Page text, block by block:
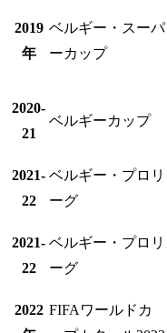
2019
年
ベルギー・スーパ
ーカップ
2020-
21
ベルギーカップ
2021-
22
ベルギー・プロリ
ーグ
2021-
22
ベルギー・プロリ
ーグ
2022 FIFAワールドカ